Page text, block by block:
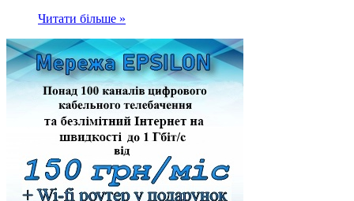
Читати більше »